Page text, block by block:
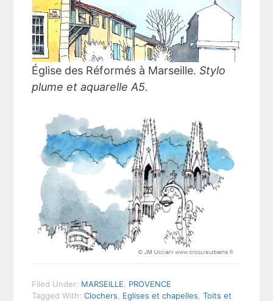
Église des Réformés à Marseille.Stylo
plume et aquarelle A5.
Filed Under: MARSEILLE
PROVENCE
Tagged With:Clochers Eglises et chapelles ,Toits et